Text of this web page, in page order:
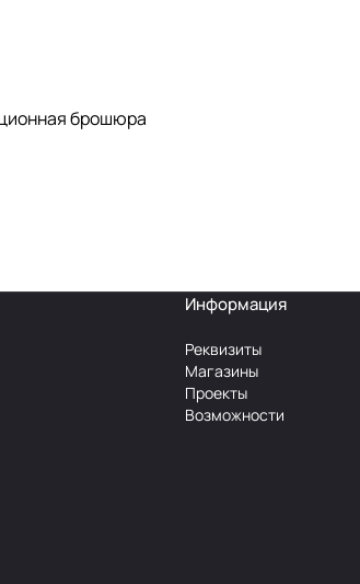
брошюра
Информация
Реквизиты
Магазины
Проекты
Возможности